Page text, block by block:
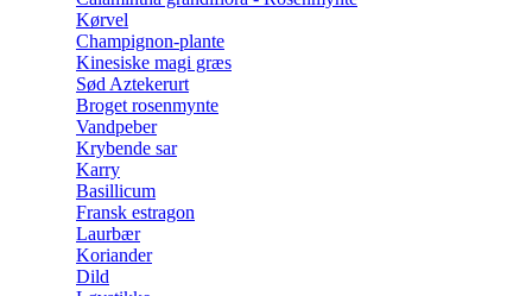
Kørvel
Champignon-plante
Kinesiske magi græs
Sød Aztekerurt
Broget rosenmynte
Vandpeber
Krybende sar
Karry
Basillicum
Fransk estragon
Laurbær
Koriander
Dild